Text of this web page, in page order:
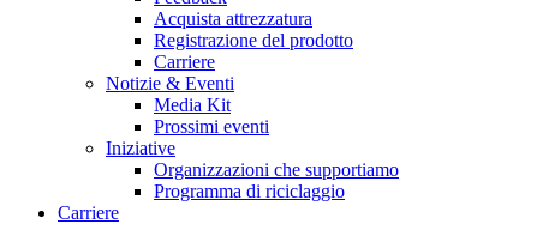
Acquista attrezzatura
Registrazione del prodotto
Carriere
Notizie & Eventi
Media Kit
Prossimi eventi
Iniziative
Organizzazioni che supportiamo
Programma di riciclaggio
Carriere